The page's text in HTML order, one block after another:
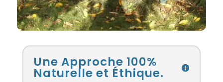
Une Approche 100%
Naturelle et Éthique.